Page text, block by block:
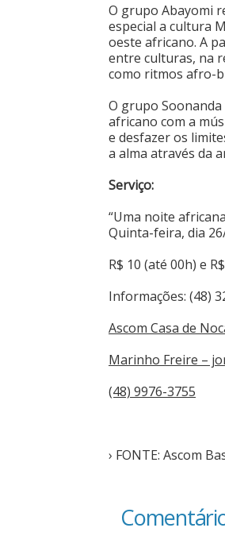
O grupo Abayomi
especial a cultura
oeste africano. A
entre culturas, na
como ritmos afro-
O grupo
africano com a
e desfazer os
a alma através da
Serviço:
“Uma noite
Quinta-feira, dia
R$ 10 (até 00h) e
Informações: (48)
Ascom Casa de
Marinho Freire –
(48) 9976-3755
› FONTE: Ascom